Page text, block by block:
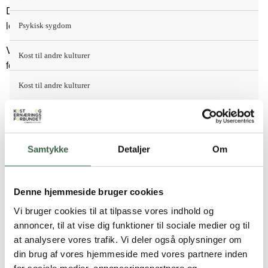
Samtykke Detaljer Om
Denne hjemmeside bruger cookies
Vi bruger cookies til at tilpasse vores indhold og
annoncer, til at vise dig funktioner til sociale medier og til
at analysere vores trafik. Vi deler også oplysninger om
din brug af vores hjemmeside med vores partnere inden
Psykisk sygdom
Kost til andre kulturer
Kost til andre kulturer
Pakistansk
Somalisk
Sygehuskost
Voksne
Den totale væskeomsætning anslås til 30-40 ml. pr. kg
legemsvægt
Væskebehovet øges ved feber, opkastninger, diaré og
forbrændinger, se
Fordeling af måltider
PE gives kontinuert. Tiden til indgivelse er almindeligvis 10-
14 timer, men kan variere afhængig af mængde, type af
Indholdslister
De forskellige ernæringsfirmaer har hjemmesider, hvor der
er oplysninger om indholdet af energi og næringsstoffer.